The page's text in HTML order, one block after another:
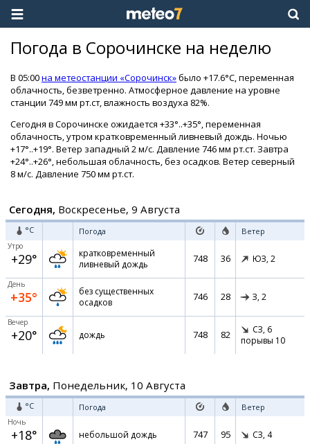
Погода в Сорочинске на неделю
В 05:00на метеостанции «Сорочинск»было +17.6°C, переменная
облачность, безветренно. Атмосферное давление на уровне
станции 749 мм рт.ст, влажность воздуха 82%.
Сегодня в Сорочинске ожидается +33°..+35°, переменная
облачность, утром кратковременный ливневый дождь. Ночью
+17°..+19°. Ветер западный 2 м/с. Давление 746 мм рт.ст. Завтра
+24°..+26°, небольшая облачность, без осадков. Ветер северный
8 м/с. Давление 750 мм рт.ст.
Сегодня, Воскресенье, 9 Августа
°C Погода Ветер
Утро
+29°
кратковременный
ливневый дождь
748 36 ЮЗ, 2
День
+35°
без существенных
осадков
746 28 З, 2
Вечер
+20° дождь 748 82 СЗ, 6
порывы 10
Завтра, Понедельник, 10 Августа
°C Погода Ветер
Ночь
+18° небольшой дождь 747 95 СЗ, 4